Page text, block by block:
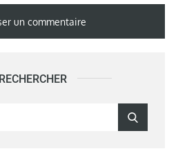
RECHERCHER